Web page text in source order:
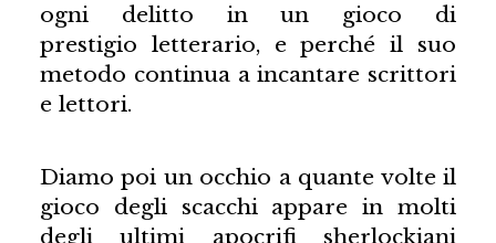
ogni delitto in un gioco di
prestigio letterario, e perché il suo
metodo continua a incantare scrittori
e lettori.
Diamo poi un occhio a quante volte il
gioco degli scacchi appare in molti
degli ultimi apocrifi sherlockiani